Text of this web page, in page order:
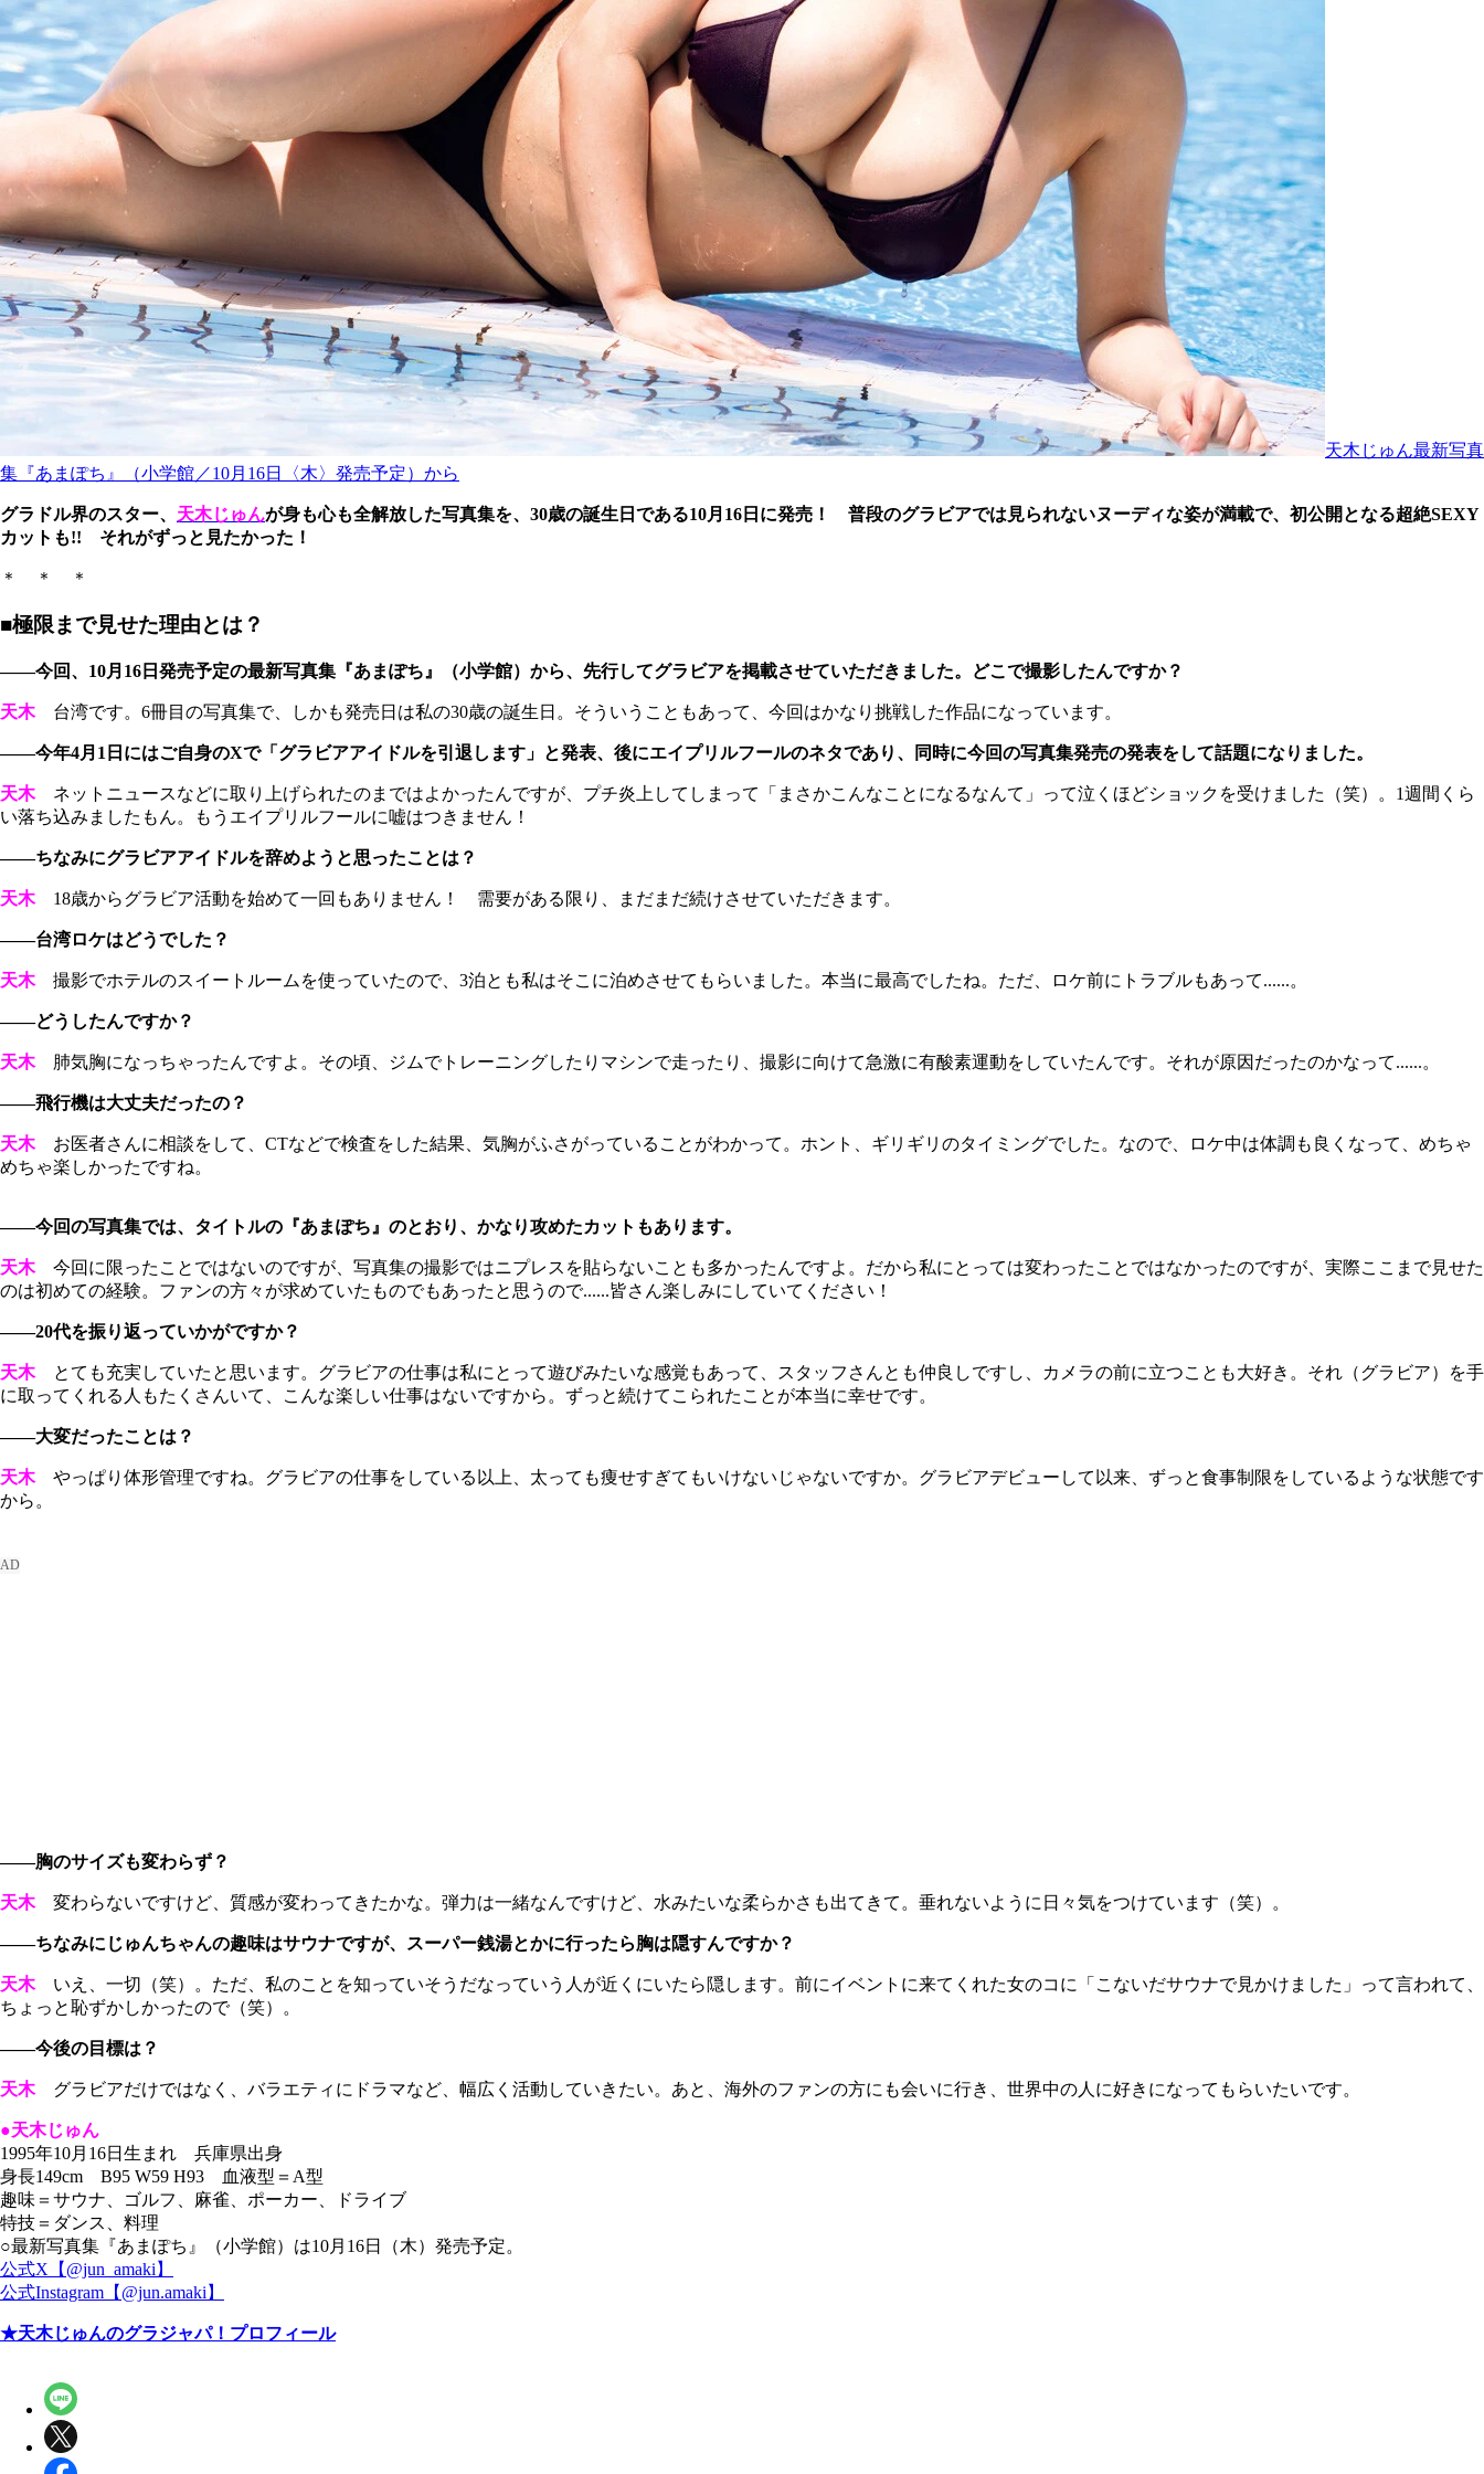
天木じゅん最新写真
集『あまぽち』（小学館／10月16日〈木〉発売予定）から
グラドル界のスター、 天木じゅんが身も心も全解放した写真集を、30歳の誕生日である10月16日に発売！ 普段のグラビアでは見られないヌーディな姿が満載で、初公開となる超絶SEXY
カットも!! それがずっと見たかった！
＊ ＊ ＊
■極限まで見せた理由とは？
――今回、10月16日発売予定の最新写真集『あまぽち』（小学館）から、先行してグラビアを掲載させていただきました。どこで撮影したんですか？
天木台湾です。6冊目の写真集で、しかも発売日は私の30歳の誕生日。そういうこともあって、今回はかなり挑戦した作品になっています。
――今年4月1日にはご自身のXで「グラビアアイドルを引退します」と発表、後にエイプリルフールのネタであり、同時に今回の写真集発売の発表をして話題になりました。
天木ネットニュースなどに取り上げられたのまではよかったんですが、プチ炎上してしまって「まさかこんなことになるなんて」って泣くほどショックを受けました（笑）。1週間くら
い落ち込みましたもん。もうエイプリルフールに嘘はつきません！
――ちなみにグラビアアイドルを辞めようと思ったことは？
天木18歳からグラビア活動を始めて一回もありません！ 需要がある限り、まだまだ続けさせていただきます。
――台湾ロケはどうでした？
天木撮影でホテルのスイートルームを使っていたので、3泊とも私はそこに泊めさせてもらいました。本当に最高でしたね。ただ、ロケ前にトラブルもあって......。
――どうしたんですか？
天木肺気胸になっちゃったんですよ。その頃、ジムでトレーニングしたりマシンで走ったり、撮影に向けて急激に有酸素運動をしていたんです。それが原因だったのかなって......。
――飛行機は大丈夫だったの？
天木お医者さんに相談をして、CTなどで検査をした結果、気胸がふさがっていることがわかって。ホント、ギリギリのタイミングでした。なので、ロケ中は体調も良くなって、めちゃ
めちゃ楽しかったですね。
――今回の写真集では、タイトルの『あまぽち』のとおり、かなり攻めたカットもあります。
天木今回に限ったことではないのですが、写真集の撮影ではニプレスを貼らないことも多かったんですよ。だから私にとっては変わったことではなかったのですが、実際ここまで見せた
のは初めての経験。ファンの方々が求めていたものでもあったと思うので......皆さん楽しみにしていてください！
――20代を振り返っていかがですか？
天木とても充実していたと思います。グラビアの仕事は私にとって遊びみたいな感覚もあって、スタッフさんとも仲良しですし、カメラの前に立つことも大好き。それ（グラビア）を手
に取ってくれる人もたくさんいて、こんな楽しい仕事はないですから。ずっと続けてこられたことが本当に幸せです。
――大変だったことは？
天木やっぱり体形管理ですね。グラビアの仕事をしている以上、太っても痩せすぎてもいけないじゃないですか。グラビアデビューして以来、ずっと食事制限をしているような状態です
から。
――胸のサイズも変わらず？
天木変わらないですけど、質感が変わってきたかな。弾力は一緒なんですけど、水みたいな柔らかさも出てきて。垂れないように日々気をつけています（笑）。
――ちなみにじゅんちゃんの趣味はサウナですが、スーパー銭湯とかに行ったら胸は隠すんですか？
天木いえ、一切（笑）。ただ、私のことを知っていそうだなっていう人が近くにいたら隠します。前にイベントに来てくれた女のコに「こないだサウナで見かけました」って言われて、
ちょっと恥ずかしかったので（笑）。
――今後の目標は？
天木グラビアだけではなく、バラエティにドラマなど、幅広く活動していきたい。あと、海外のファンの方にも会いに行き、世界中の人に好きになってもらいたいです。
●天木じゅん
1995年10月16日生まれ 兵庫県出身
身長149cm B95 W59 H93 血液型＝A型
趣味＝サウナ、ゴルフ、麻雀、ポーカー、ドライブ
特技＝ダンス、料理
○最新写真集『あまぽち』（小学館）は10月16日（木）発売予定。
公式X【@jun_amaki】
公式Instagram【@jun.amaki】
★天木じゅんのグラジャパ！プロフィール